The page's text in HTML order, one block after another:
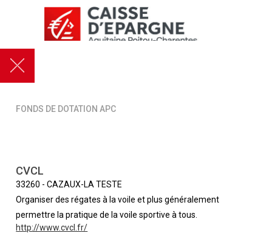
FONDS DE DOTATION APC
CVCL
33260 -CAZAUX-LA TESTE
Organiser des régates à la voile et plus généralement
permettre la pratique de la voile sportive à tous.
http://www.cvcl.fr/